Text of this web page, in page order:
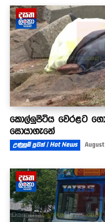
කොල්ලුපිටිය වෙරළට
සොයාගැනේ
උණුසුම් පුවත් | Hot News